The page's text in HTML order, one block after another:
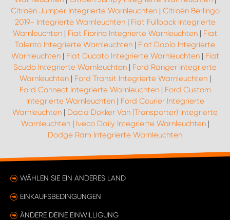
Citroën Jumper Integrierte Warnleuchten| Citroën Berlingo
2019- Integrierte Warnleuchten| Fiat Fullback Integrierte
Warnleuchten | Fiat Fiorino Integrierte Warnleuchten | Fiat
Talento Integrierte Warnleuchten | Fiat Doblo Integrierte
Warnleuchten| Fiat Ducato Integrierte Warnleuchten| Fiat
Scudo Integrierte Warnleuchten | Ford Ranger Integrierte
Warnleuchten| Ford Transit Integrierte Warnleuchten|
Ford Connect Integrierte Warnleuchten| Ford Custom
Integrierte Warnleuchten| Ford Courier Integrierte
Warnleuchten | Dacia Dokker Van (Transporter) Integrierte
Warnleuchten| Iveco Daily Integrierte Warnleuchten|
Dodge Ram Integrierte Warnleuchten
WÄHLEN SIE EIN ANDERES LAND
EINKAUFSBEDINGUNGEN
ÄNDERE DEINE EINWILLIGUNG